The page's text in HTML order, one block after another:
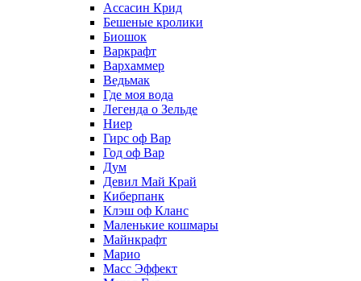
Ассасин Крид
Бешеные кролики
Биошок
Варкрафт
Вархаммер
Ведьмак
Где моя вода
Легенда о Зельде
Ниер
Гирс оф Вар
Год оф Вар
Дум
Девил Май Край
Киберпанк
Клэш оф Кланс
Маленькие кошмары
Майнкрафт
Марио
Масс Эффект